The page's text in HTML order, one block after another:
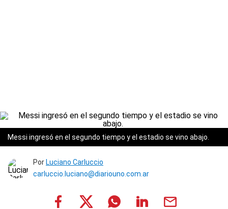
Messi ingresó en el segundo tiempo y el estadio se vino abajo.
Por Luciano Carluccio
carluccio.luciano@diariouno.com.ar